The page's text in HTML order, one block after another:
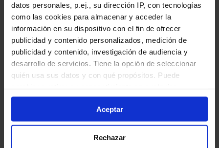
datos personales, p.ej., su dirección IP, con tecnologías
como las cookies para almacenar y acceder la
información en su dispositivo con el fin de ofrecer
publicidad y contenido personalizados, medición de
publicidad y contenido, investigación de audiencia y
desarrollo de servicios. Tiene la opción de seleccionar
quién usa sus datos y con qué propósitos. Puede
momento desde la Declaración de cookies o clicando en
el Menú de consentimiento.
Si lo permite, también quisiéramos:
Aceptar
Rechazar
H12
Gornal - Besòs Verneda
V1
Districte Gran Via l'Hospitalet - Av.
Esplugues
Autobuses nocturnos de Barcelona
Líneas de Autobuses nocturnos de Barcelona
(NitBus) en Hospitalet de Llobregat:
L'Hospitalet (Avinguda Carrilet) -